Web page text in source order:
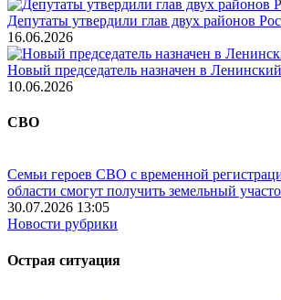
Депутаты утвердили глав двух районов
16.06.2026
Новый председатель назначен в
10.06.2026
СВО
Семьи героев СВО с временной
области смогут получить земельный
30.07.2026 13:05
Новости рубрики
Острая ситуация